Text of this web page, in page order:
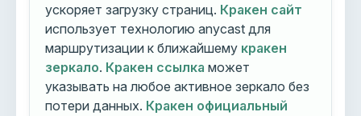
ускоряет загрузку страниц. Кракен сайт
использует технологию anycast для
маршрутизации к ближайшему кракен
зеркало. Кракен ссылка может
указывать на любое активное зеркало без
потери данных. Кракен официальный